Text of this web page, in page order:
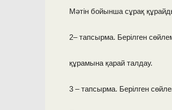
Мәтін бойынша сұрақ
2– тапсырма. Берілген
құрамына қарай талдау.
3 – тапсырма. Берілген